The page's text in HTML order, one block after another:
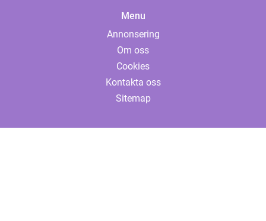
Menu
Annonsering
Om oss
Cookies
Kontakta oss
Sitemap